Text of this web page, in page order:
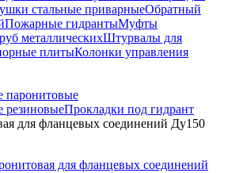
стальные приварныеОбратный
Пожарные гидрантыМуфты
металлическихШтурвалы для
плитыКолонки управления
паронитовые
резиновыеПрокладки под гидрант
для фланцевых соединений Ду150